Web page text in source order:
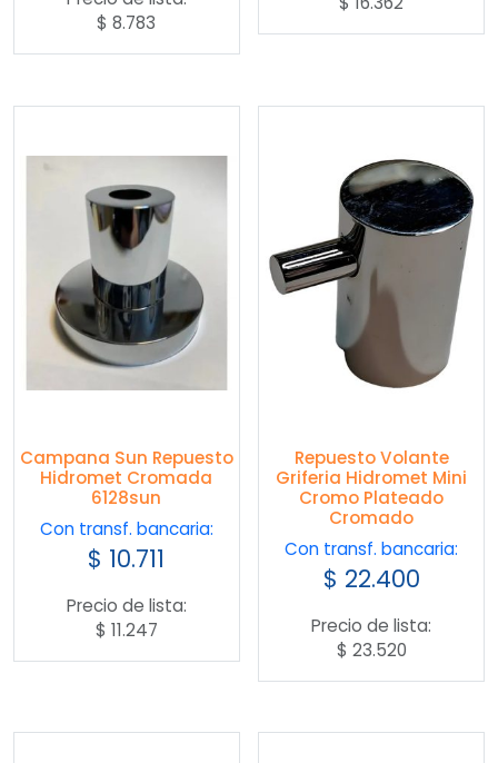
$ 8.783
Campana Sun Repuesto
Hidromet Cromada
6128sun
Con transf. bancaria:
$ 10.711
Precio de lista:
$ 11.247
Repuesto Volante
Griferia Hidromet Mini
Cromo Plateado
Cromado
Con transf. bancaria:
$ 22.400
Precio de lista:
$ 23.520